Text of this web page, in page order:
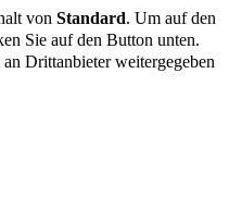
von Standard. Um auf den
Sie auf den Button unten.
Drittanbieter weitergegeben